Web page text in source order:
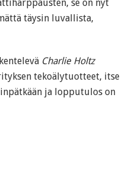
se on nyt
täysin luvallista,
Charlie Holtz
tekoälytuotteet, itse
ja lopputulos on